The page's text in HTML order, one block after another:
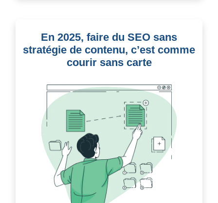
En 2025, faire du SEO sans
stratégie de contenu, c’est comme
courir sans carte